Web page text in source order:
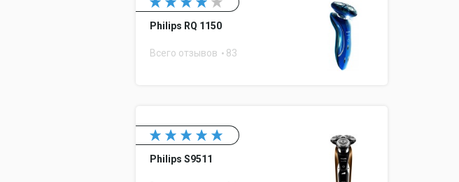
Philips RQ 1150
Всего отзывов 83
Philips S9511